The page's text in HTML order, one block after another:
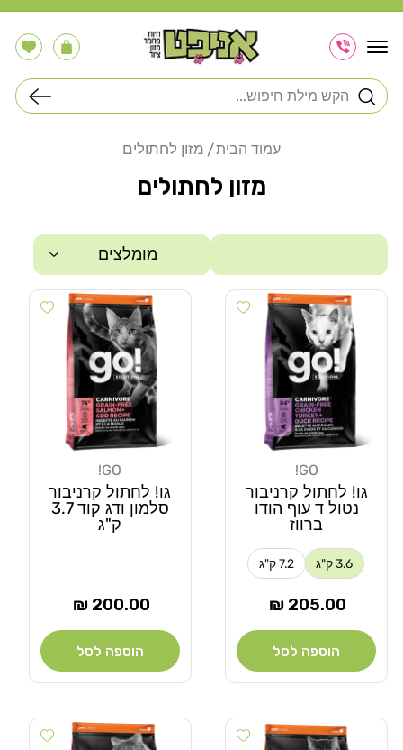
דלג
לתוכן
חיפוש
עֲגָלָההרשימה
שלי
עמוד הבית מזון לחתולים
מזון לחתולים
סינון
מומלצים
Add wishlist
GO!
גו! לחתול קרניבור
נטול ד עוף הודו
ברווז
3.6 ק"ג 7.2 ק"ג
מחיר
205.00 ₪
הוספה לסל
wishlist
GO!
גו! לחתול קרניבור
סלמון ודג קוד 3.7
ק"ג
מחיר
200.00 ₪
הוספה לסל
Add wishlist
wishlist